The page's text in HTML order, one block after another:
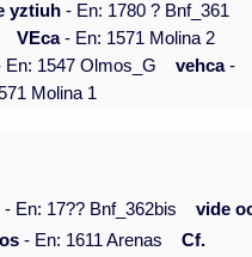
yztiuh - En: 1780 ? Bnf_361
VEca- En: 1571 Molina 2
1547 Olmos_G vehca-
Molina 1
- En: 17?? Bnf_362bis
vide
- En: 1611 Arenas
Cf.